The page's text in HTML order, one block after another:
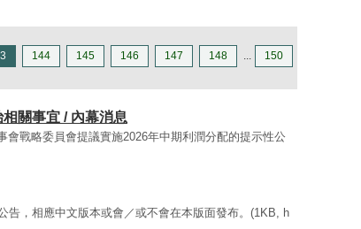
144 145 146 147 148 ... 150
關事宜 / 內幕消息
戰略委員會提議實施2026年中期利潤分配的提示性公
告，相應中文版本或會／或不會在本版面發布。(1KB, h